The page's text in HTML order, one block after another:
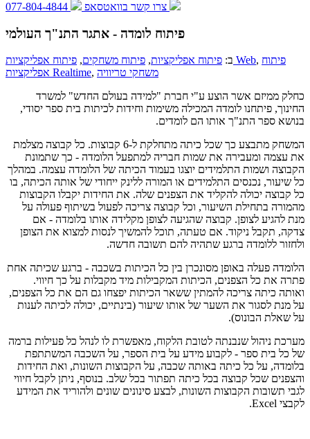
צרו קשר בוואטסאפ 077-804-4844
פיתוח לומדה - אתגר התנ"ך העולמי
ב: פיתוח אפליקציות, פיתוח משחקים, פיתוח אפליקציות Web, פיתוח
אפליקציות Realtime, משחקי טריוויה
כחלק ממיזם אשר הוצע ע"י חברת "למידה בעולם החדש" למשרד
החינוך, פיתחנו לומדה המכילה משימות וחידות לכיתות בית ספר יסודי,
בנושא ספר התנ"ך אותו הם לומדים.
המשחק מתבצע כך שכל כיתה מתחלקת ל-6 קבוצות. כל קבוצה מצלמת
את עצמה ומעבירה את שמות חבריה למתפעל הלומדה - כך שתמונת
הקבוצה ושמות התלמידים יוצגו בעמוד הכיתה של הלומדה עצמה. במהלך
כל שיעור, נכנסים התלמידים או המורה ללינק ייחודי של אותה הכיתה, בו
כל קבוצה יכולה להקליד את הצפנים שלה. את החידות יקבלו הקבוצות
מהמורה בתחילת השיעור, וכל קבוצה צריכה לפעול בשיתוף פעולה על
מנת להגיע לצופן. קבוצה שהגיעה לצופן מקלידה אותו בלומדה - אם
צדקה, תקבל ניקוד. אם טעתה, תוכל להמשיך לנסות למצוא את הצופן
ולחזור ללומדה ברגע שתהיה להם תשובה חדשה.
הלומדה פעלה באופן מסונכרן בין כל הכיתות בשכבה - ברגע שכיתה אחת
פתרה את כל הצפנים, הכיתות המקבילות מיד מקבלות על כך חיווי.
ואותה כיתה צריכה להמתין ששאר הכיתות יפצחו גם הם את כל הצפנים,
על מנת לסגור את השער של אותו שיעור (בינתיים, יכולה לכיתה לענות
על שאלת הבונוס).
מערכת ניהול שנבנתה לטובת הלקוח, מאפשרת לו לנהל כל פעילות ברמה
של כל בית ספר - לקבוע מידע על בית הספר, על השכבה המשתתפת
בלומדה, על כל כיתה באותה שכבה, על הקבוצות השונות, ואת החידות
והצפנים שכל קבוצה בכל כיתה תפתור בכל שלב. בנוסף, ניתן לקבל חיווי
לגבי תשובות הקבוצות השונות, לבצע סינונים שונים ולהוריד את המידע
לקבצי Excel.